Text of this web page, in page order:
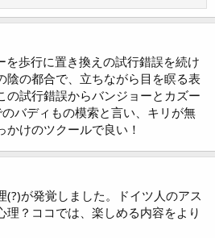
歩行に置き換えの試行錯誤を続け
陰の都合で、立ちながら目を瞑る表
の試行錯誤からバンジョーとカズー
バディもの模索と言い、キリが無
けのツクールで良い！
(?)が発覚しました。ドイツ人のアス
理？ココでは、楽しめる内容をより